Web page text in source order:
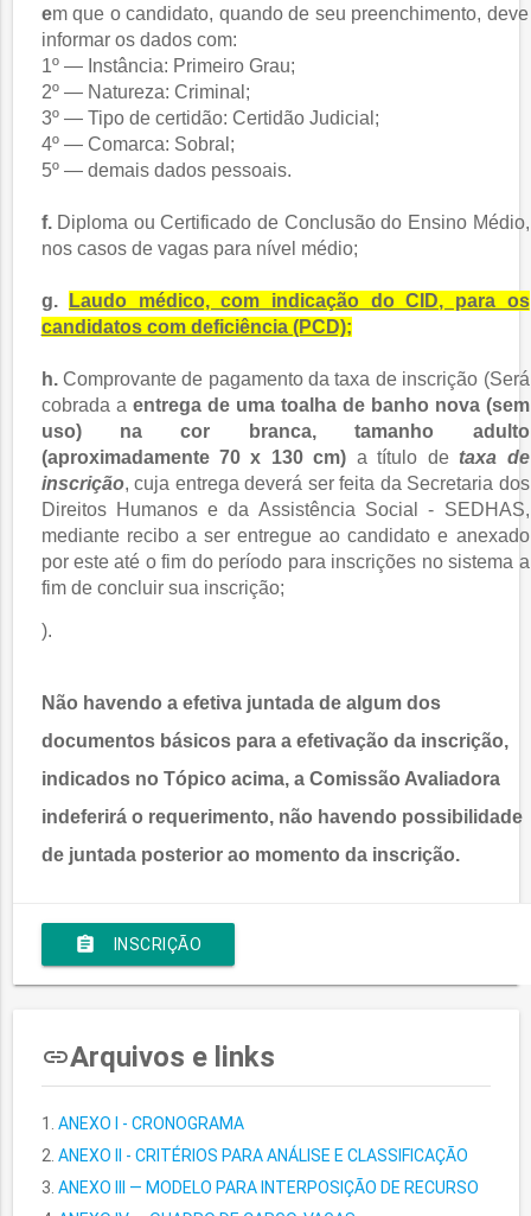
em que o candidato, quando de seu preenchimento, deve
informar os dados com:
1º — Instância: Primeiro Grau;
2º — Natureza: Criminal;
3º — Tipo de certidão: Certidão Judicial;
4º — Comarca: Sobral;
5º — demais dados pessoais.
f. Diploma ou Certificado de Conclusão do Ensino Médio,
nos casos de vagas para nível médio;
g.
Laudo médico, com indicação do CID, para os
candidatos com deficiência (PCD);
h. Comprovante de pagamento da taxa de inscrição (Será
cobrada a entrega de uma toalha de banho nova (sem
uso) na cor branca, tamanho adulto
(aproximadamente 70 x 130 cm) a título de taxa de
inscrição, cuja entrega deverá ser feita da Secretaria dos
Direitos Humanos e da Assistência Social - SEDHAS,
mediante recibo a ser entregue ao candidato e anexado
por este até o fim do período para inscrições no sistema a
fim de concluir sua inscrição;
).
Não havendo a efetiva juntada de algum dos
documentos básicos para a efetivação da inscrição,
indicados no Tópico acima, a Comissão Avaliadora
indeferirá o requerimento, não havendo possibilidade
de juntada posterior ao momento da inscrição.
assignment INSCRIÇÃO
insert_linkArquivos e links
ANEXO I - CRONOGRAMA
ANEXO II - CRITÉRIOS PARA ANÁLISE E CLASSIFICAÇÃO
ANEXO III — MODELO PARA INTERPOSIÇÃO DE RECURSO